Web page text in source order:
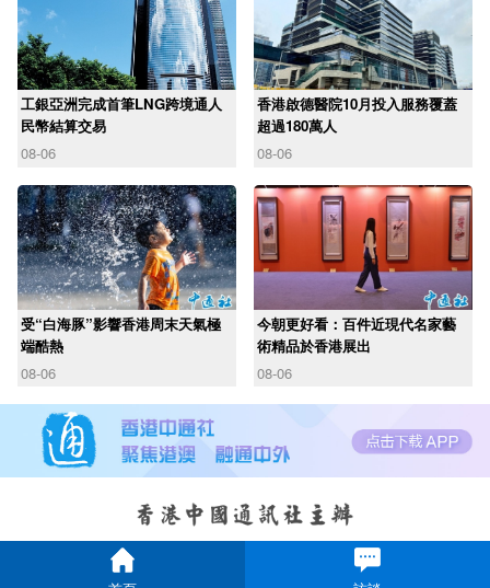
工銀亞洲完成首筆LNG跨境通人
民幣結算交易
08-06
香港啟德醫院10月投入服務覆蓋
超過180萬人
08-06
受“白海豚”影響香港周末天氣極
端酷熱
08-06
今朝更好看：百件近現代名家藝
術精品於香港展出
08-06